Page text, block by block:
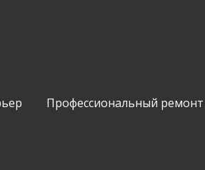
Профессиональный ремонт